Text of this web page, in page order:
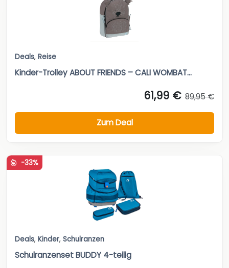
Deals, Reise
Kinder-Trolley ABOUT FRIENDS – CALI WOMBAT...
61,99 € 89,95 €
Zum Deal
-33%
Deals, Kinder, Schulranzen
Schulranzenset BUDDY 4-teilig